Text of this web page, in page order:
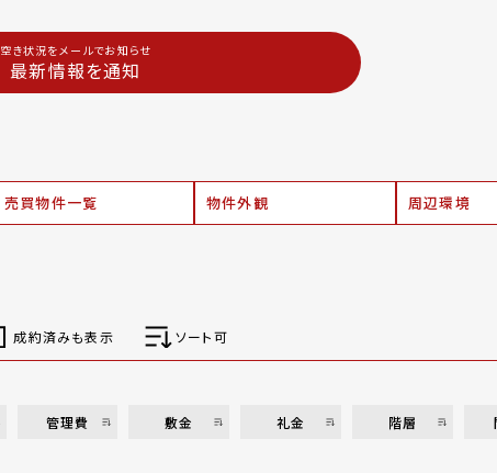
空き状況をメールでお知らせ
最新情報を通知
売買物件一覧 物件外観 周辺環境
成約済みも表示 ソート可
管理費 敷金 礼金 階層